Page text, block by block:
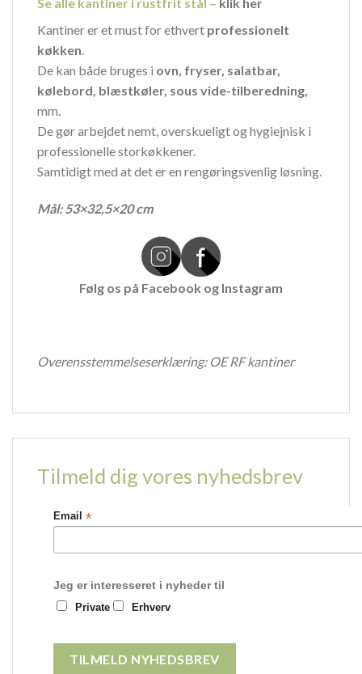
Se alle kantiner i rustfrit stål – klik her
Kantiner er et must for ethvert professionelt
køkken.
De kan både bruges i ovn, fryser, salatbar,
kølebord, blæstkøler, sous vide-tilberedning,
mm.
De gør arbejdet nemt, overskueligt og hygiejnisk i
professionelle storkøkkener.
Samtidigt med at det er en rengøringsvenlig løsning.
Mål: 53×32,5×20 cm
Følg os på Facebook og Instagram
Overensstemmelseserklæring: OE RF kantiner
Tilmeld dig vores nyhedsbrev
Email *
Jeg er interesseret i nyheder til
Private Erhverv